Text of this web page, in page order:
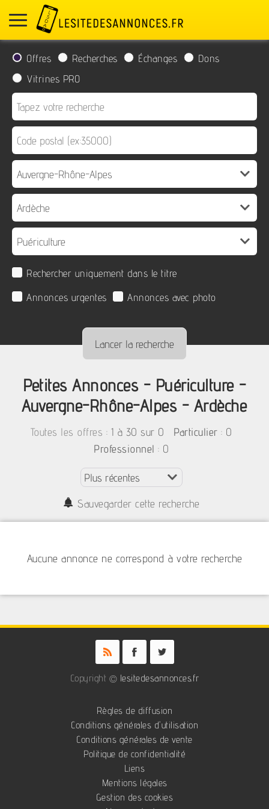
Offres Recherches Échanges
Dons
Vitrines PRO
Rechercher uniquement dans le titre
Annonces urgentes
Annonces avec photo
Petites Annonces - Puériculture -
Auvergne-Rhône-Alpes - Ardèche
Toutes les offres : 1 à 30 sur 0 Particulier : 0
Professionnel : 0
Sauvegarder cette recherche
Aucune annonce ne correspond à votre recherche
Copyright © lesitedesannonces.fr
Règles de diffusion
Conditions générales d'utilisation
Conditions générales de vente
Politique de confidentialité
Liens
Mentions légales
Gestion des cookies